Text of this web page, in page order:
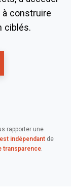
construire
ciblés.
rapporter une
indépendant de
transparence.